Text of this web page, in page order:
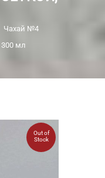
Чахай №4
300 мл
Out of
Stock